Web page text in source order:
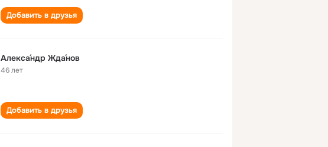
Добавить в друзья
Алекса́ндр Жда́нов
46 лет
Добавить в друзья